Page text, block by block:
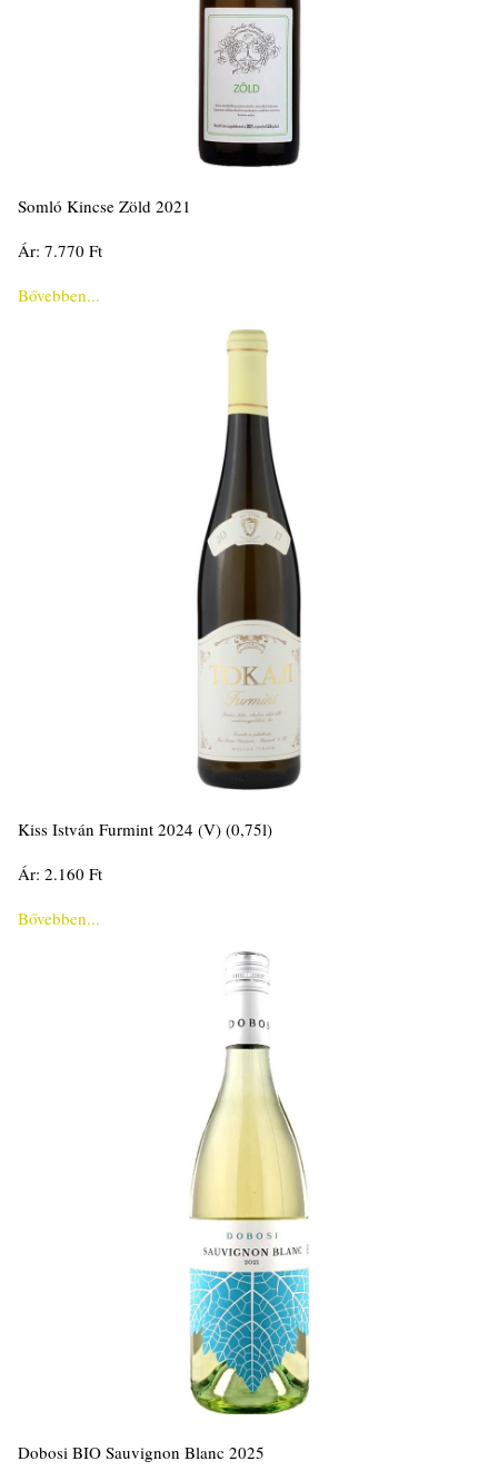
Somló Kincse Zöld 2021
Ár: 7.770 Ft
Bővebben...
Kiss István Furmint 2024 (V) (0,75l)
Ár: 2.160 Ft
Bővebben...
Dobosi BIO Sauvignon Blanc 2025